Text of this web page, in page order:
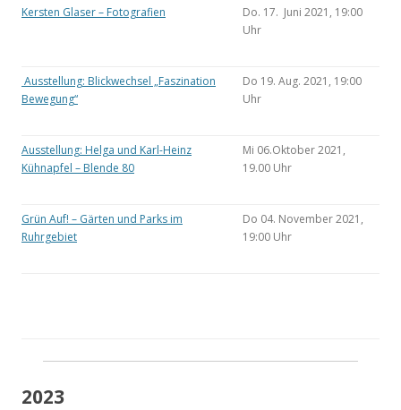
Kersten Glaser – Fotografien
Do. 17. Juni 2021, 19:00
Uhr
Ausstellung: Blickwechsel „Faszination
Bewegung“
Do 19. Aug. 2021, 19:00
Uhr
Ausstellung: Helga und Karl-Heinz
Kühnapfel – Blende 80
Mi 06.Oktober 2021,
19.00 Uhr
Grün Auf! – Gärten und Parks im
Ruhrgebiet
Do 04. November 2021,
19:00 Uhr
2023